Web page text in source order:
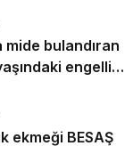
mide bulandıran
engelli
ekmeği BESAŞ